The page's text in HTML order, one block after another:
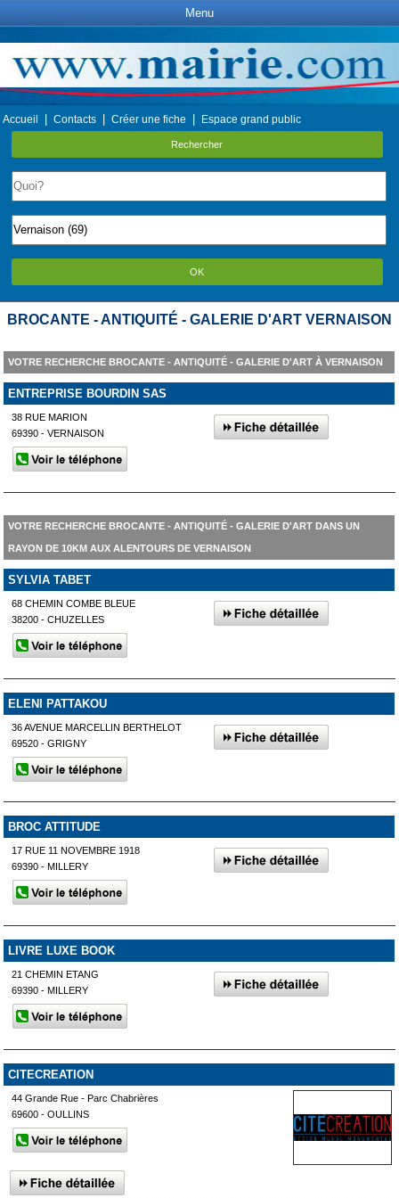
Menu
Accueil Contacts Créer une fiche Espace grand public
Rechercher
OK
BROCANTE - ANTIQUITÉ - GALERIE D'ART VERNAISON
VOTRE RECHERCHE BROCANTE - ANTIQUITÉ - GALERIE D'ART À VERNAISON
ENTREPRISE BOURDIN SAS
38 RUE MARION
69390 - VERNAISON
VOTRE RECHERCHE BROCANTE - ANTIQUITÉ - GALERIE D'ART DANS UN
RAYON DE 10KM AUX ALENTOURS DE VERNAISON
SYLVIA TABET
68 CHEMIN COMBE BLEUE
38200 - CHUZELLES
ELENI PATTAKOU
36 AVENUE MARCELLIN BERTHELOT
69520 - GRIGNY
BROC ATTITUDE
17 RUE 11 NOVEMBRE 1918
69390 - MILLERY
LIVRE LUXE BOOK
21 CHEMIN ETANG
69390 - MILLERY
CITECREATION
44 Grande Rue - Parc Chabrières
69600 - OULLINS